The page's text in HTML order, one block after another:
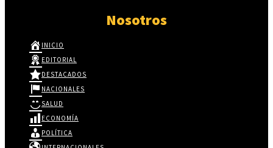
Nosotros
INICIO
EDITORIAL
DESTACADOS
NACIONALES
SALUD
ECONOMÍA
POLÍTICA